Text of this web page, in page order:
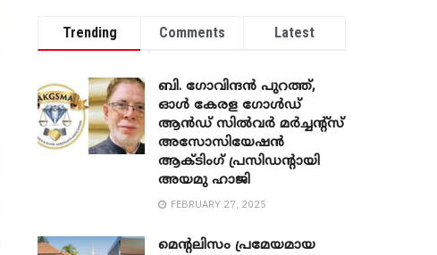
Trending Comments Latest
ബി. ​ഗോവിന്ദൻ പുറത്ത്,
ഓൾ കേരള ഗോൾഡ്
ആൻഡ് സിൽവർ മർച്ചന്റ്സ്
അസോസിയേഷൻ
ആക്ടിംഗ് പ്രസിഡന്റായി
അയമു ഹാജി
FEBRUARY 27, 2025
മെന്‍റലിസം പ്രമേയമായ